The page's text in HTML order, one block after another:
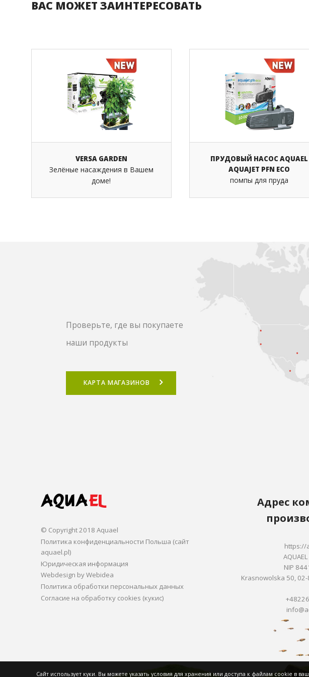
ВАС МОЖЕТ ЗАИНТЕРЕСОВАТЬ
VERSA GARDEN
Зелёные насаждения в Вашем
доме!
ПРУДОВЫЙ НАСОС AQUAEL
AQUAJET PFN ECO
помпы для пруда
Сайт использует куки. Вы можете указать условия для хранения или доступа к файлам cookie в
Проверьте, где вы покупаете
наши продукты
КАРТА МАГАЗИНОВ
© Copyright 2018 Aquael
Политика конфиденциальности Польша (сайт
aquael.pl)
Юридическая информация
Webdesign by Webidea
Политика обработки персональных данных
Согласие на обработку cookies (кукис)
Адрес
https://
NIP
Krasnowolska 50,